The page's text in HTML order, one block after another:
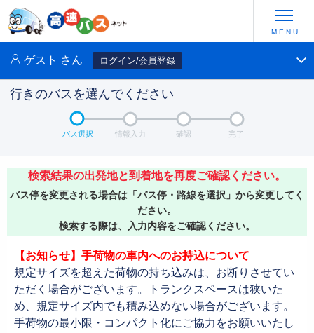
ゲスト さん ログイン/会員登録
行きのバスを選んでください
バス選択 情報入力 確認 完了
検索結果の出発地と到着地を再度ご確認ください。
バス停を変更される場合は「バス停・路線を選択」から変更してく
ださい。
検索する際は、入力内容をご確認ください。
【お知らせ】手荷物の車内へのお持込について
規定サイズを超えた荷物の持ち込みは、お断りさせてい
ただく場合がございます。トランクスペースは狭いた
め、規定サイズ内でも積み込めない場合がございます。
手荷物の最小限・コンパクト化にご協力をお願いいたし